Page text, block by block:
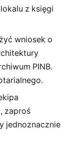
z księgi
wniosek o
PINB.
zaproś
jednoznacznie